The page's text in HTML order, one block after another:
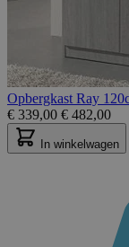
Opbergkast Ray
€ 339,00 € 482,00
In winkelwagen